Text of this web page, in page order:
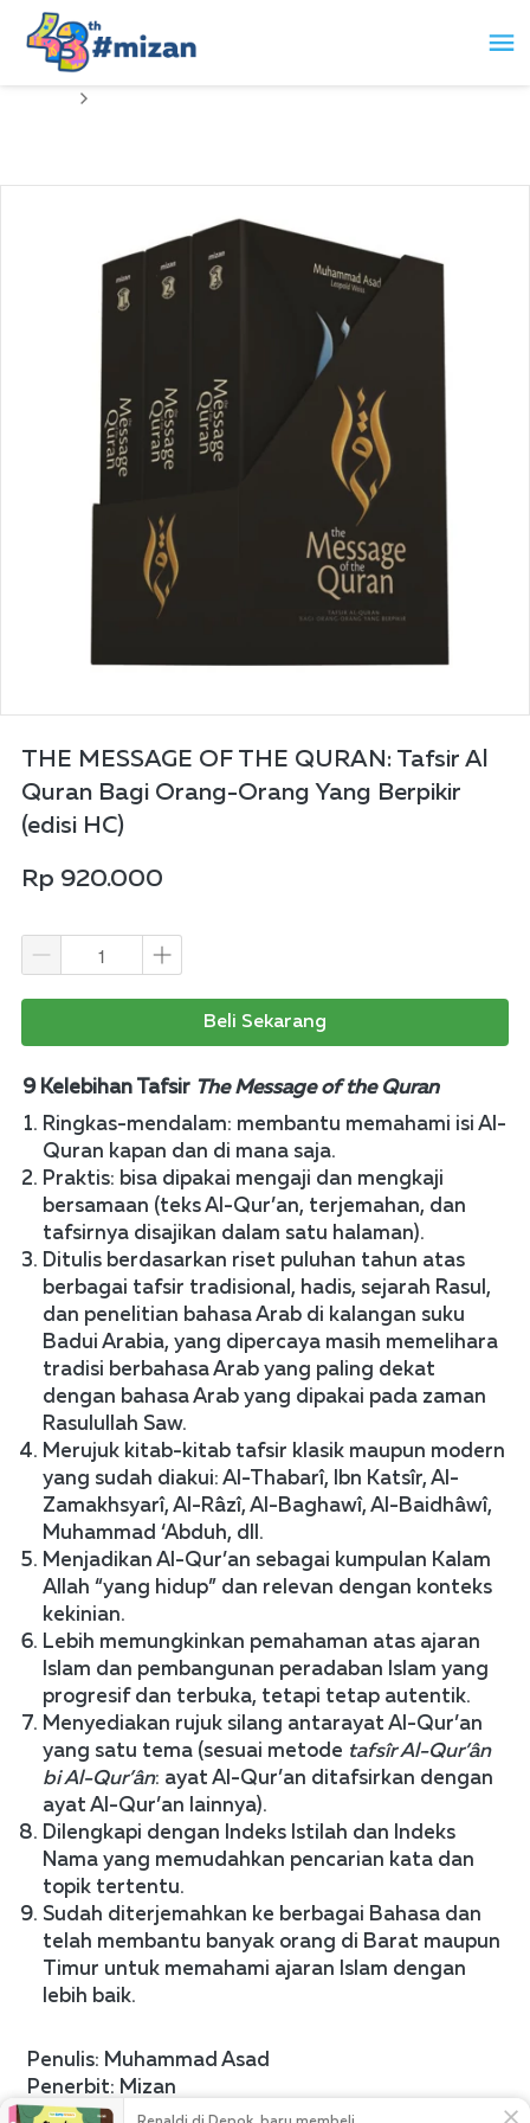
THE MESSAGE OF THE QURAN: Tafsir Al
Quran Bagi Orang-Orang Yang Berpikir
(edisi HC)
Rp 920.000
Beli Sekarang
9 Kelebihan Tafsir The Message of the Quran
Ringkas-mendalam: membantu memahami isi Al-
Quran kapan dan di mana saja.
Praktis: bisa dipakai mengaji dan mengkaji
bersamaan (teks Al-Qur’an, terjemahan, dan
tafsirnya disajikan dalam satu halaman).
Ditulis berdasarkan riset puluhan tahun atas
berbagai tafsir tradisional, hadis, sejarah Rasul,
dan penelitian bahasa Arab di kalangan suku
Badui Arabia, yang dipercaya masih memelihara
tradisi berbahasa Arab yang paling dekat
dengan bahasa Arab yang dipakai pada zaman
Rasulullah Saw.
Merujuk kitab-kitab tafsir klasik maupun modern
yang sudah diakui: Al-Thabarî, Ibn Katsîr, Al-
Zamakhsyarî, Al-Râzî, Al-Baghawî, Al-Baidhâwî,
Muhammad ‘Abduh, dll.
Menjadikan Al-Qur’an sebagai kumpulan Kalam
Allah “yang hidup” dan relevan dengan konteks
kekinian.
Lebih memungkinkan pemahaman atas ajaran
Islam dan pembangunan peradaban Islam yang
progresif dan terbuka, tetapi tetap autentik.
Menyediakan rujuk silang antarayat Al-Qur’an
yang satu tema (sesuai metode tafsîr Al-Qur’ân
bi Al-Qur’ân: ayat Al-Qur’an ditafsirkan dengan
ayat Al-Qur’an lainnya).
Dilengkapi dengan Indeks Istilah dan Indeks
Nama yang memudahkan pencarian kata dan
topik tertentu.
Sudah diterjemahkan ke berbagai Bahasa dan
telah membantu banyak orang di Barat maupun
Timur untuk memahami ajaran Islam dengan
lebih baik.
Penulis: Muhammad Asad
Tahun: 2017